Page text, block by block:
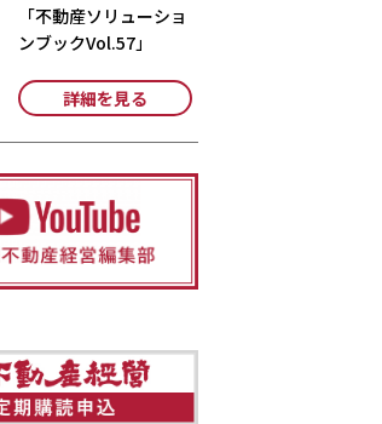
「不動産ソリューショ
ンブックVol.57」
詳細を見る